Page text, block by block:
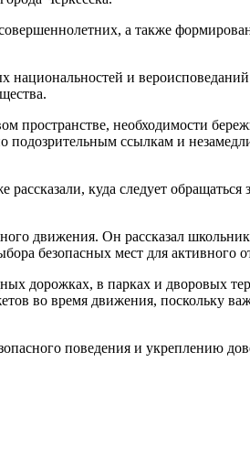
а также
и
пространстве, необходимости
ссылкам и
куда следует
движения. Он рассказал
безопасных мест для активного
дорожках, в парках и дворовых
во время движения, поскольку
поведения и укреплению